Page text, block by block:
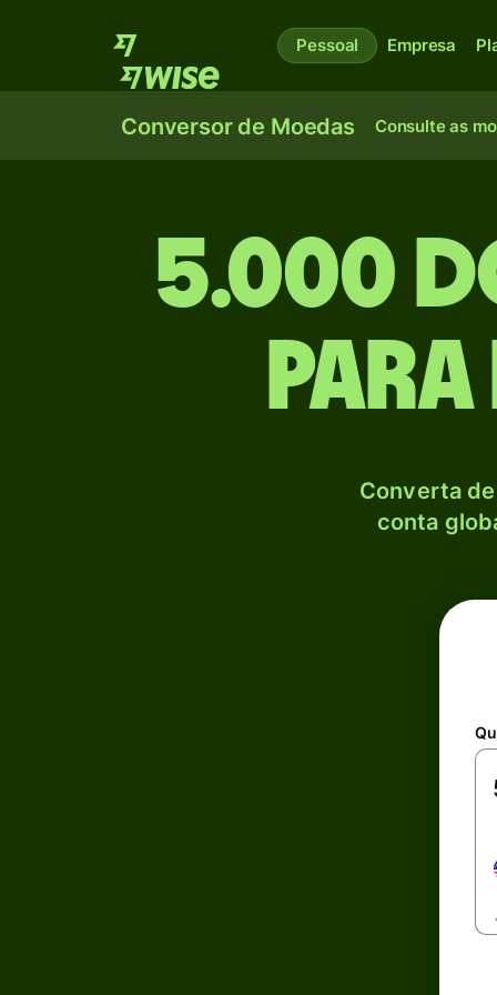
Pessoal Empresa
Conversor de Moedas Consulte as
5.000
Converta de
conta